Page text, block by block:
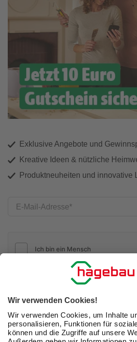
Exklusive Angebote und
Kreative Ideen & nützliche
Produktneuheiten und innovative
E-Mail-Adresse
Ich möchte auf mich
(inklusive den Newsletter) von
bin mit der
Nutzung meiner
Daten durch hagebau, die E-
Analyse meines E-Mail-